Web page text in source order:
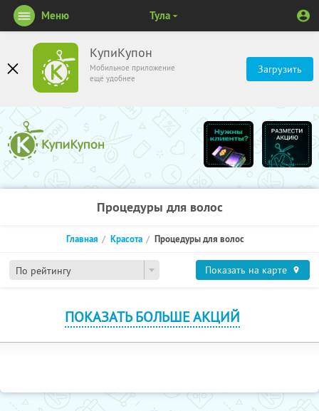
КупиКупон
Мобильное приложение
ещё удобнее
Загрузить
Меню Тула
Процедуры для волос
По рейтингу
Главная Красота Процедуры для волос
Показать на карте
ПОКАЗАТЬ БОЛЬШЕ АКЦИЙ